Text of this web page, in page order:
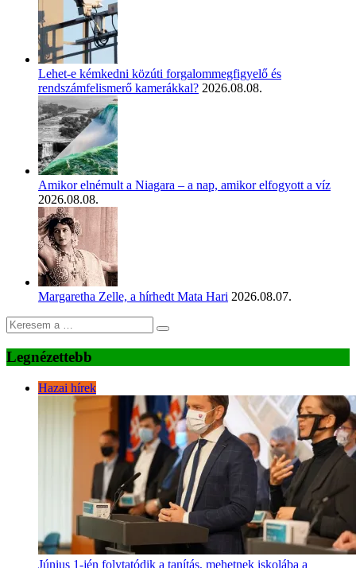
Lehet-e kémkedni közúti forgalommegfigyelő és
rendszámfelismerő kamerákkal? 2026.08.08.
Amikor elnémult a Niagara – a nap, amikor elfogyott a víz
2026.08.08.
Margaretha Zelle, a hírhedt Mata Hari 2026.08.07.
Legnézettebb
Hazai hírek
Június 1-jén folytatódik a tanítás, mehetnek iskolába a